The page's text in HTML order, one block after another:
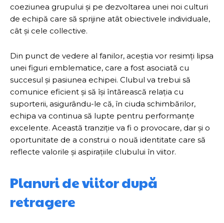
coeziunea grupului și pe dezvoltarea unei noi culturi
de echipă care să sprijine atât obiectivele individuale,
cât și cele collective.
Din punct de vedere al fanilor, aceștia vor resimți lipsa
unei figuri emblematice, care a fost asociată cu
succesul și pasiunea echipei. Clubul va trebui să
comunice eficient și să își întărească relația cu
suporterii, asigurându-le că, în ciuda schimbărilor,
echipa va continua să lupte pentru performanțe
excelente. Această tranziție va fi o provocare, dar și o
oportunitate de a construi o nouă identitate care să
reflecte valorile și aspirațiile clubului în viitor.
Planuri de viitor după
retragere